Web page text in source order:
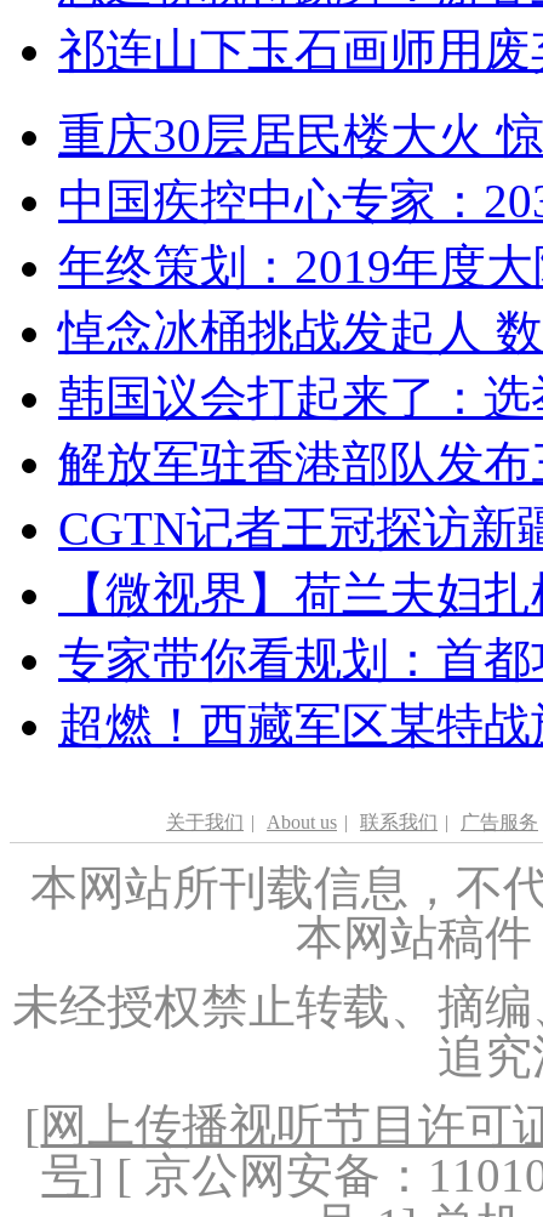
祁连山下玉石画师用
重庆30层居民楼大火
中国疾控中心专家：
年终策划：2019年度
悼念冰桶挑战发起人
韩国议会打起来了：
解放军驻香港部队发
CGTN记者王冠探访新
【微视界】荷兰夫妇
专家带你看规划：首
超燃！西藏军区某特
关于我们 | About us | 联系我们 | 广告服务
本网站所刊载信息，不
本网站稿
未经授权禁止转载、摘
追
[网上传播视听节目许可
号] [ 京公网安备：